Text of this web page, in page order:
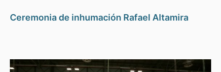
Ceremonia de inhumación Rafael Altamira